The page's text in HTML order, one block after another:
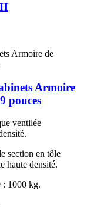
Armoire
pouces
ventilée
section en tôle
haute densité.
: 1000 kg.